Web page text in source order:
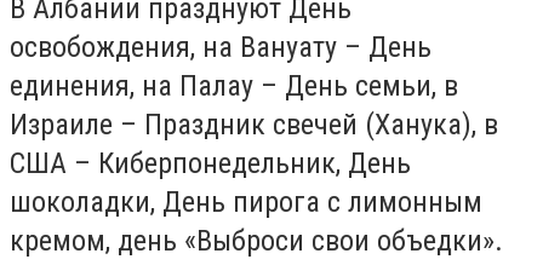
В Албании празднуют День
освобождения, на Вануату – День
единения, на Палау – День семьи, в
Израиле – Праздник свечей (Ханука), в
США – Киберпонедельник, День
шоколадки, День пирога с лимонным
кремом, день «Выброси свои объедки».